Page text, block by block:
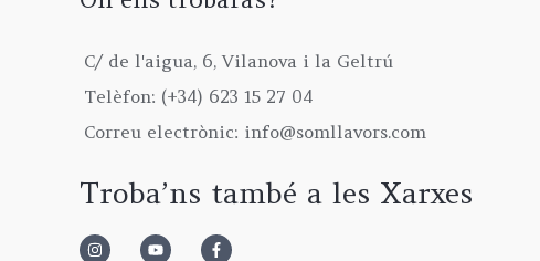
C/ de l'aigua, 6, Vilanova i la Geltrú
Telèfon: (+34) 623 15 27 04
Correu electrònic: info@somllavors.com
Troba’ns també a les Xarxes